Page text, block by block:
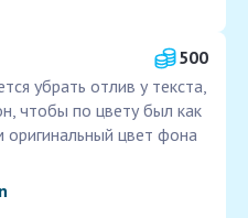
500
убрать отлив у текста,
чтобы по цвету был как
оригинальный цвет фона